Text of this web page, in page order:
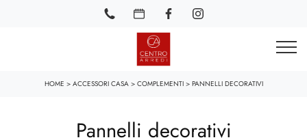
HOME > ACCESSORI CASA> COMPLEMENTI> PANNELLI DECORATIVI
Pannelli decorativi